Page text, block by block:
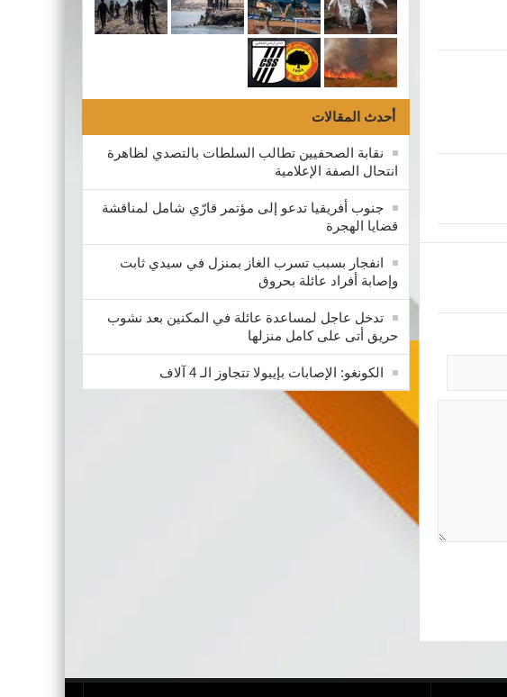
أحدث المقالات
نقابة الصحفيين تطالب السلطات بالتصدي لظاهرة
انتحال الصفة الإعلامية
جنوب أفريقيا تدعو إلى مؤتمر قارّي شامل لمناقشة
قضايا الهجرة
انفجار بسبب تسرب الغاز بمنزل في سيدي ثابت
وإصابة أفراد عائلة بحروق
تدخل عاجل لمساعدة عائلة في المكنين بعد نشوب
حريق أتى على كامل منزلها
الكونغو: الإصابات بإيبولا تتجاوز الـ 4 آلاف